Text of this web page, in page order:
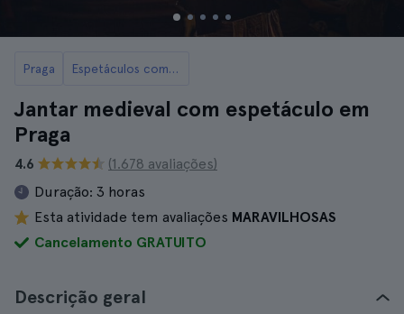
Praga Espetáculos com jantar em Praga
Jantar medieval com espetáculo em
Praga
4.6
(1.678 avaliações)
Duração: 3 horas
Esta atividade tem avaliações MARAVILHOSAS
Cancelamento GRATUITO
Descrição geral